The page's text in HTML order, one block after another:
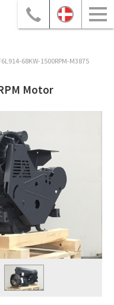
68KW-1500RPM-M3875
Motor